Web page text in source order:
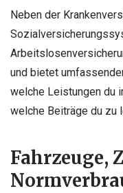
Neben der
und bietet
welche Leistungen du
welche Beiträge du zu
Fahrzeuge,